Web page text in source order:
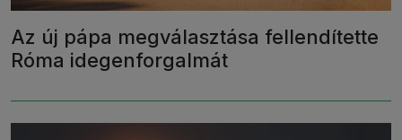
Az új pápa megválasztása fellendítette
Róma idegenforgalmát